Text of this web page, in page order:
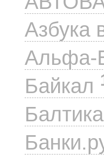
Азбука
Альфа-
Байкал
Балтика